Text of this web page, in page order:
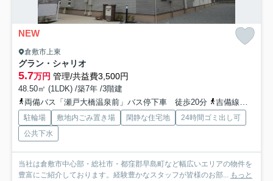
NEW
倉敷市上東
グラン・シャリオ
5.7万円 管理/共益費3,500円
48.50㎡ (1LDK) /築7年 /3階建
両備バス「瀬戸大橋温泉前」バス停下車 徒歩20分
吉備線「吉備津」駅 徒歩47分
駐輪場 敷地内ごみ置き場 閑静な住宅地
24時間ゴミ出し可
公共下水
当社は倉敷市中心部・総社市・都窪郡早島町など幅広いエリアの物件を
豊富にご紹介しております。経験豊かなスタッフが皆様のお部... もっと